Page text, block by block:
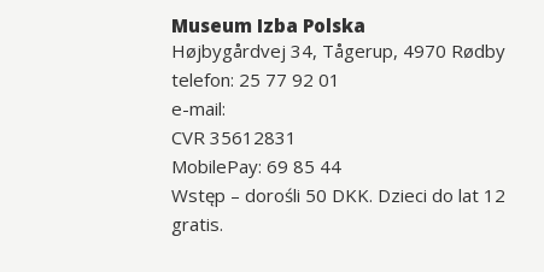
Museum Izba Polska
Højbygårdvej 34, Tågerup, 4970 Rødby
telefon: 25 77 92 01
e-mail:
CVR 35612831
MobilePay: 69 85 44
Wstęp – dorośli 50 DKK. Dzieci do lat 12
gratis.